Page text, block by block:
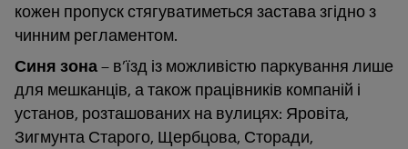
кожен пропуск стягуватиметься застава згідно з
чинним регламентом.
Синя зона– в’їзд із можливістю паркування лише
для мешканців, а також працівників компаній і
установ, розташованих на вулицях: Яровіта,
Зигмунта Старого, Щербцова, Сторади,